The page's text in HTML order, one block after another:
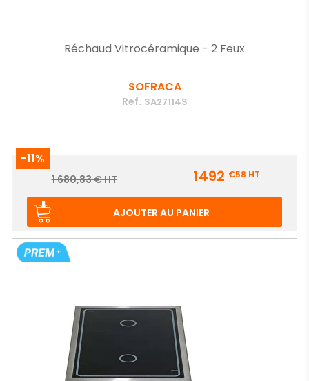
Réchaud Vitrocéramique - 2 Feux
SOFRACA
Ref. SA27114S
-11%
Prix
Prix
1 680,83 € HT 1492 €58 HT
AJOUTER AU PANIER